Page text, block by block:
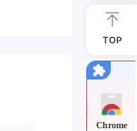
TOP
Chrome